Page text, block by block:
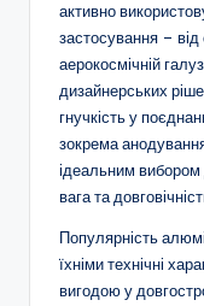
активно
застосування –
аерокосмічній
дизайнерських
гнучкість у
зокрема
ідеальним вибором
вага та
Популярність
їхніми технічні
вигодою у